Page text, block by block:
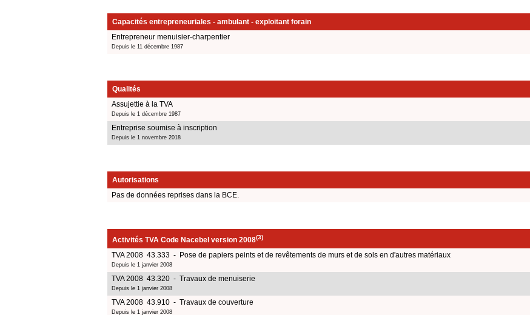
Capacités entrepreneuriales - ambulant - exploitant forain
Entrepreneur menuisier-charpentier
Depuis le 11 décembre 1987
Qualités
Assujettie à la TVA
Depuis le 1 décembre 1987
Entreprise soumise à inscription
Depuis le 1 novembre 2018
Autorisations
Pas de données reprises dans la BCE.
Activités TVA Code Nacebel version 2008(3)
TVA 2008 43.333 - Pose de papiers peints et de revêtements de murs et de sols en d'autres matériaux
Depuis le 1 janvier 2008
TVA 2008 43.320 - Travaux de menuiserie
Depuis le 1 janvier 2008
TVA 2008 43.910 - Travaux de couverture
Depuis le 1 janvier 2008